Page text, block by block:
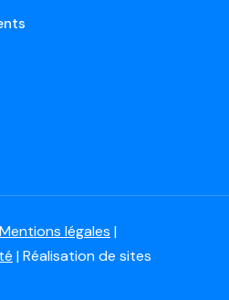
Mentions légales |
| Réalisation de sites